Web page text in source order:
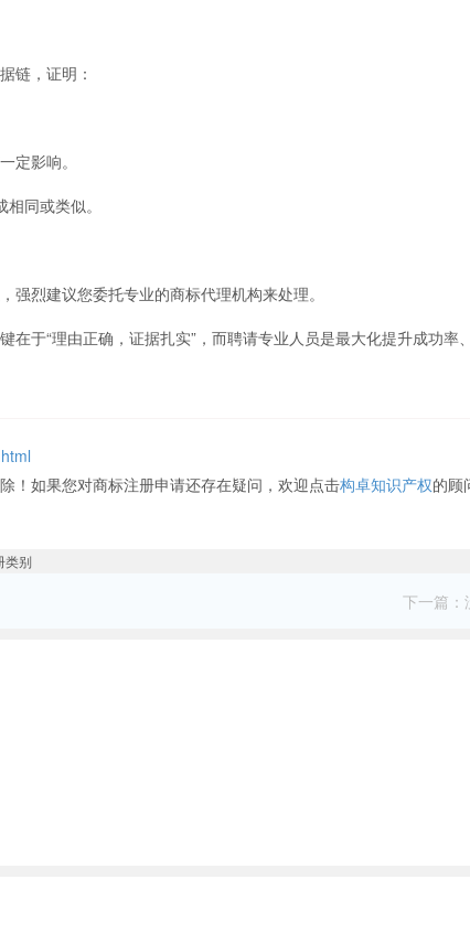
链，证明：
影响。
同或类似。
烈建议您委托专业的商标代理机构来处理。
于“理由正确，证据扎实”，而聘请专业人员是最大化提升成功率
！如果您对商标注册申请还存在疑问，欢迎点击构卓知识产权的顾
下一篇：